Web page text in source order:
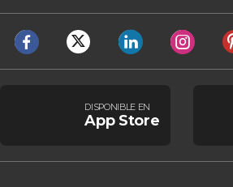
DISPONIBLE EN
App Store